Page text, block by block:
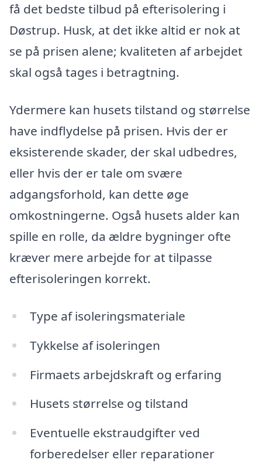
få det bedste tilbud på efterisolering i
Døstrup. Husk, at det ikke altid er nok at
se på prisen alene; kvaliteten af arbejdet
skal også tages i betragtning.
Ydermere kan husets tilstand og størrelse
have indflydelse på prisen. Hvis der er
eksisterende skader, der skal udbedres,
eller hvis der er tale om svære
adgangsforhold, kan dette øge
omkostningerne. Også husets alder kan
spille en rolle, da ældre bygninger ofte
kræver mere arbejde for at tilpasse
efterisoleringen korrekt.
Type af isoleringsmateriale
Tykkelse af isoleringen
Firmaets arbejdskraft og erfaring
Husets størrelse og tilstand
Eventuelle ekstraudgifter ved
forberedelser eller reparationer